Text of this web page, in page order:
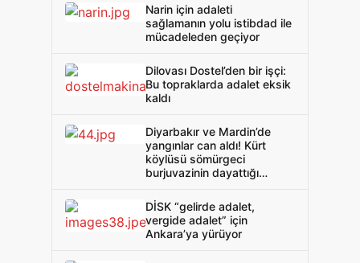
Narin için adaleti
sağlamanın yolu istibdad ile
mücadeleden geçiyor
Dilovası Dostel’den bir işçi:
Bu topraklarda adalet eksik
kaldı
Diyarbakır ve Mardin’de
yangınlar can aldı! Kürt
köylüsü sömürgeci
burjuvazinin dayattığı
DİSK “gelirde adalet,
vergide adalet” için
Ankara’ya yürüyor